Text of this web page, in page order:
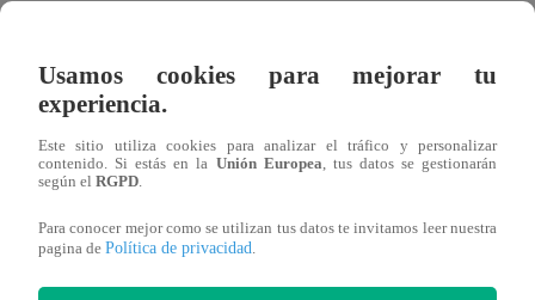
desarticuló 3 bandas criminales e incautó 40 armas,
en el mejor momento de su carrera, estudiaba a la par
Te puede interesar
Perú
26/04/2026
César Vega
Usamos cookies para mejorar tu
experiencia.
Este sitio utiliza cookies para analizar el tráfico y personalizar
contenido. Si estás en la Unión Europea , tus datos se gestionarán
según el RGPD
Para conocer mejor como se utilizan tus datos te invitamos leer nuestra
pagina de Política de privacidad